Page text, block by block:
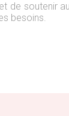
de soutenir
besoins.